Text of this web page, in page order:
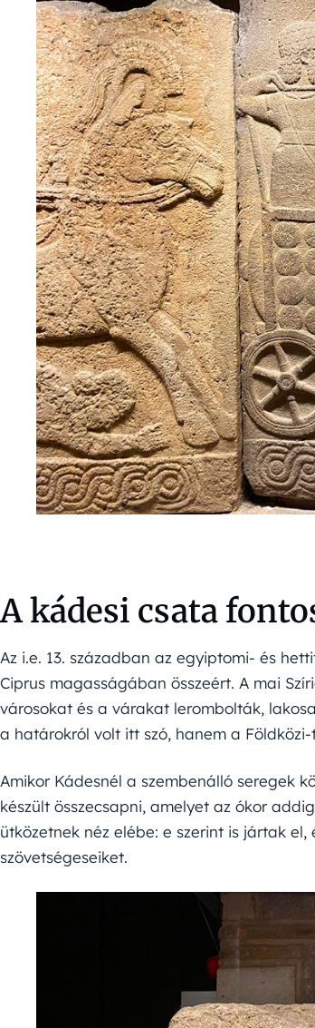
A kádesi csata
Az i.e. 13. században az egyiptomi- és
Ciprus magasságában összeért. A mai
városokat és a várakat lerombolták,
a határokról volt itt szó, hanem a
Amikor Kádesnél a szembenálló seregek
készült összecsapni, amelyet az ókor
ütközetnek néz elébe: e szerint is jártak
szövetségeseiket.